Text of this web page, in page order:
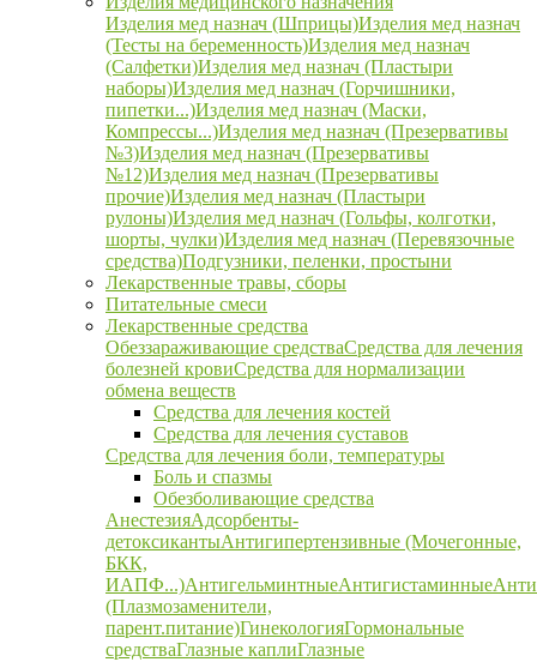
Изделия мед назнач (Шприцы)Изделия мед назнач
(Тесты на беременность)Изделия мед назнач
(Салфетки)Изделия мед назнач (Пластыри
наборы)Изделия мед назнач (Горчишники,
пипетки...)Изделия мед назнач (Маски,
Компрессы...)Изделия мед назнач (Презервативы
№3)Изделия мед назнач (Презервативы
№12)Изделия мед назнач (Презервативы
прочие)Изделия мед назнач (Пластыри
рулоны)Изделия мед назнач (Гольфы, колготки,
шорты, чулки)Изделия мед назнач (Перевязочные
средства)Подгузники, пеленки, простыни
Лекарственные травы, сборы
Питательные смеси
Лекарственные средства
Обеззараживающие средстваСредства для лечения
болезней кровиСредства для нормализации
обмена веществ
Средства для лечения костей
Средства для лечения суставов
Средства для лечения боли, температуры
Боль и спазмы
Обезболивающие средства
АнестезияАдсорбенты-
детоксикантыАнтигипертензивные (Мочегонные,
БКК,
ИАПФ...)АнтигельминтныеАнтигистаминные
(Плазмозаменители,
парент.питание)ГинекологияГормональные
средстваГлазные каплиГлазные